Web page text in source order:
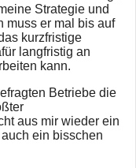
Strategie und
muss er mal bis auf
kurzfristige
langfristig an
kann.
Betriebe die
aus mir wieder ein
ein bisschen